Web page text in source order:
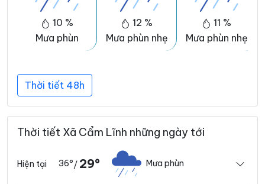
10 %
Mưa phùn
12 %
Mưa phùn nhẹ
11 %
Mưa phùn nhẹ
Thời tiết 48h
Thời tiết Xã Cẩm Lĩnh những ngày tới
Hiện tại 36°/ 29° Mưa phùn